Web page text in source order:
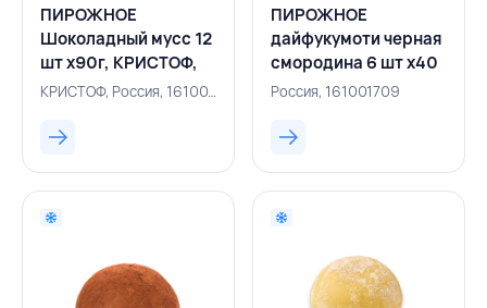
ПИРОЖНОЕ
Шоколадный мусс 12
шт х90г, КРИСТОФ,
РОССИЯ
КРИСТОФ, Россия, 161001687
ПИРОЖНОЕ
дайфукумоти черная
смородина 6 шт х40
г, РОССИЯ
Россия, 161001709